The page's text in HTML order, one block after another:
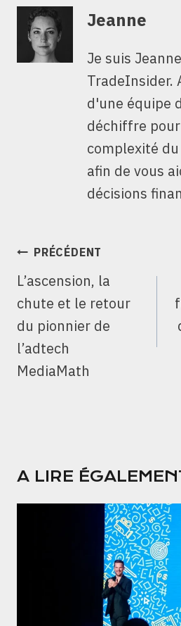
Jeanne
Je suis
TradeInsider.
d'une équipe
déchiffre
complexité
afin de vous
décisions
NAVIGATION
L’ARTICLE
PRÉCÉDENT
L’ascension, la
chute et le retour
du pionnier de
l’adtech
MediaMath
A LIRE